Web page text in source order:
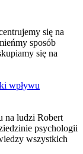
się na
sposób
się na
wpływu
na ludzi Robert
psychologii
wszystkich